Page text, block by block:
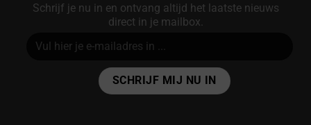
Schrijf je nu in en ontvang altijd het laatste nieuws
direct in je mailbox.